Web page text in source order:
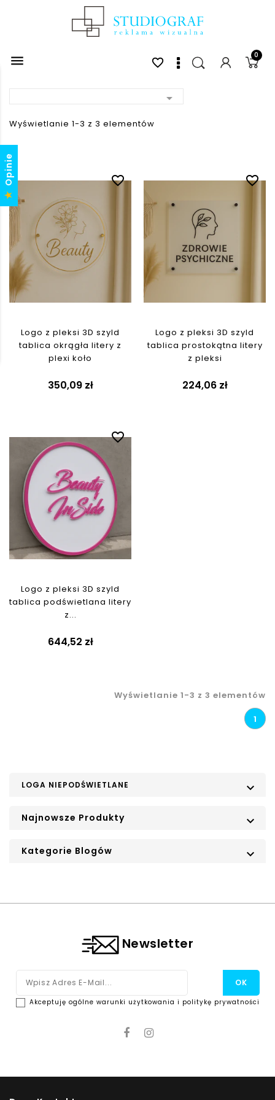
 0
favorite_border

Wyświetlanie 1-3 z 3 elementów
favorite_border
Logo z pleksi 3D szyld
tablica okrągła litery z
plexi koło
350,09 zł
favorite_border
Logo z pleksi 3D szyld
tablica prostokątna litery
z pleksi
224,06 zł
favorite_border
Logo z pleksi 3D szyld
tablica podświetlana litery
z...
644,52 zł
Wyświetlanie 1-3 z 3 elementów
1
LOGA NIEPODŚWIETLANE 
Najnowsze Produkty 
Kategorie Blogów 
Newsletter
Akceptuję ogólne warunki użytkowania i politykę prywatności
Opinie